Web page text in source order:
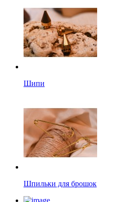
Шипи
Шпильки для брошок